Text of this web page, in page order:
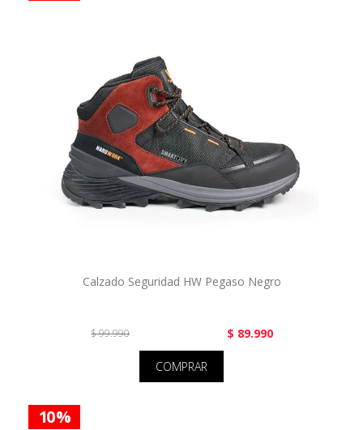
Calzado Seguridad HW Pegaso Negro
$ 99.990 $ 89.990
COMPRAR
10 %